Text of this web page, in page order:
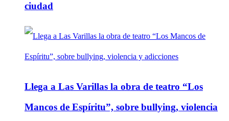
ciudad
Llega a Las Varillas la obra de teatro “Los
Mancos de Espíritu”, sobre bullying, violencia